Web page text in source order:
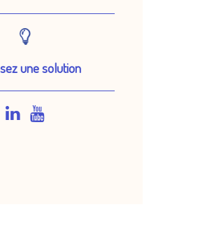
une solution